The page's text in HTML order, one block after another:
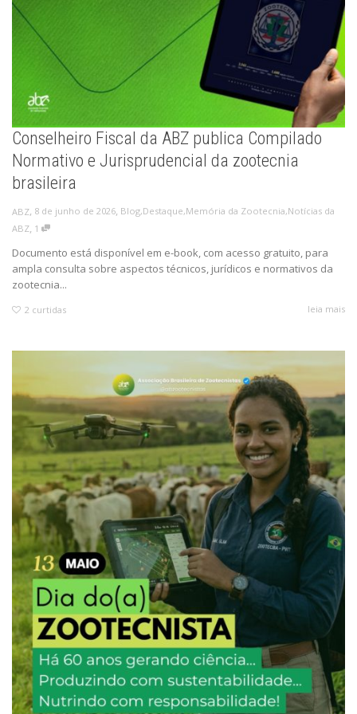
Conselheiro Fiscal da ABZ publica Compilado
Normativo e Jurisprudencial da zootecnia
brasileira
ABZ, 8 de junho de 2026, Blog,Destaque,Memória da Zootecnia,Notícias da
ABZ, 1
Documento está disponível em e-book, com acesso gratuito, para
ampla consulta sobre aspectos técnicos, jurídicos e normativos da
zootecnia...
2 curtidas leia mais